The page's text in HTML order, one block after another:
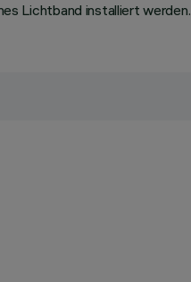
Lichtband installiert werden.